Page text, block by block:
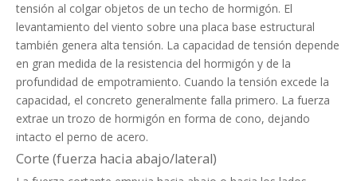
tensión al colgar objetos de un techo de hormigón. El
levantamiento del viento sobre una placa base estructural
también genera alta tensión. La capacidad de tensión depende
en gran medida de la resistencia del hormigón y de la
profundidad de empotramiento. Cuando la tensión excede la
capacidad, el concreto generalmente falla primero. La fuerza
extrae un trozo de hormigón en forma de cono, dejando
intacto el perno de acero.
Corte (fuerza hacia abajo/lateral)